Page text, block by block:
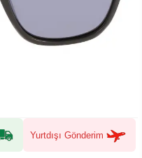
Yurtdışı Gönderim